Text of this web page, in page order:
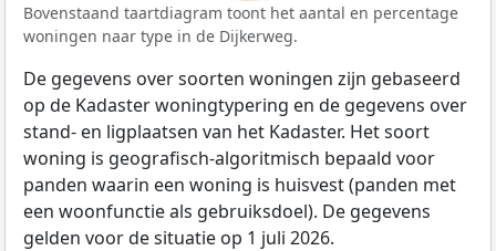
Bovenstaand taartdiagram toont het aantal en percentage
woningen naar type in de Dijkerweg.
De gegevens over soorten woningen zijn gebaseerd
op de Kadaster woningtypering en de gegevens over
stand- en ligplaatsen van het Kadaster. Het soort
woning is geografisch-algoritmisch bepaald voor
panden waarin een woning is huisvest (panden met
een woonfunctie als gebruiksdoel). De gegevens
gelden voor de situatie op 1 juli 2026.